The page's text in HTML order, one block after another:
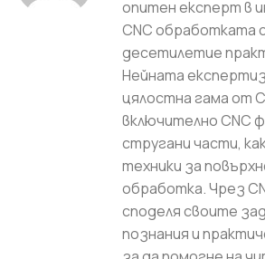
опитен експерт в
CNC обработката
десетилетие
Нейната
цялостна гама от
включително CNC
стругани части,
техники за
обработка. Чрез
споделя своите
познания и